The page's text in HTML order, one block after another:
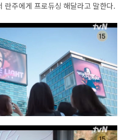
란주에게 프로듀싱 해달라고 말한다.